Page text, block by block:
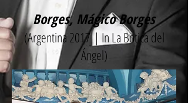
Borges, Mágico Borges
(Argentina 2017 | In La Botica del
Ángel)